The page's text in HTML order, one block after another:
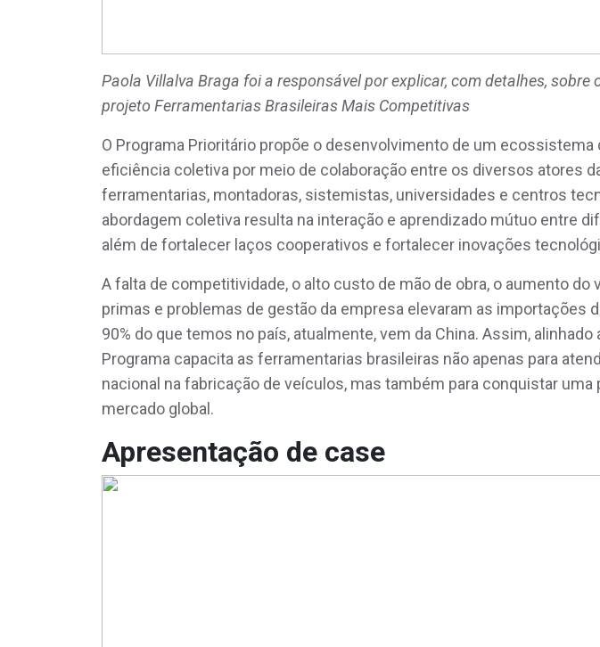
Paola Villalva Braga foi a responsável por explicar, com detalhes, sobre
projeto Ferramentarias Brasileiras Mais Competitivas
O Programa Prioritário propõe o desenvolvimento de um ecossistema
eficiência coletiva por meio de colaboração entre os diversos atores
ferramentarias, montadoras, sistemistas, universidades e centros
abordagem coletiva resulta na interação e aprendizado mútuo entre
além de fortalecer laços cooperativos e fortalecer inovações
A falta de competitividade, o alto custo de mão de obra, o aumento do
primas e problemas de gestão da empresa elevaram as importações
90% do que temos no país, atualmente, vem da China. Assim,
Programa capacita as ferramentarias brasileiras não apenas para
nacional na fabricação de veículos, mas também para conquistar
mercado global.
Apresentação de case